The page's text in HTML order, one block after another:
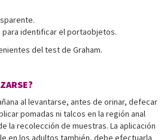
identificar el portaobjetos.
del test de Graham.
al levantarse, antes de orinar, defecar
pomadas ni talcos en la región anal
la recolección de muestras. La aplicación
en los adultos también, debe efectuarla